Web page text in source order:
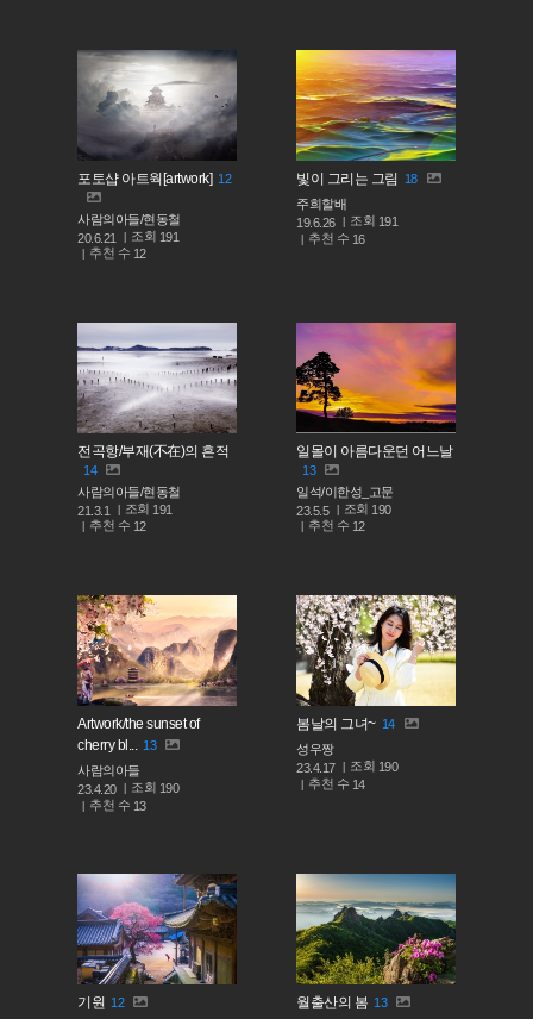
포토샵 아트웍[artwork] 12
사람의아들/현동철
20.6.21
조회 191
추천 수 12
빛이 그리는 그림
18
주희할배
19.6.26
조회 191
추천 수 16
전곡항/부재(不在)의 흔적
14
사람의아들/현동철
21.3.1
조회 191
추천 수 12
일몰이 아름다운던 어느날
13
일석/이한성_고문
23.5.5
조회 190
추천 수 12
Artwork/the sunset of
cherry bl... 13
사람의아들
23.4.20
조회 190
추천 수 13
봄날의 그녀~ 14
성우짱
23.4.17
조회 190
추천 수 14
기원 12
월출산의 봄 13